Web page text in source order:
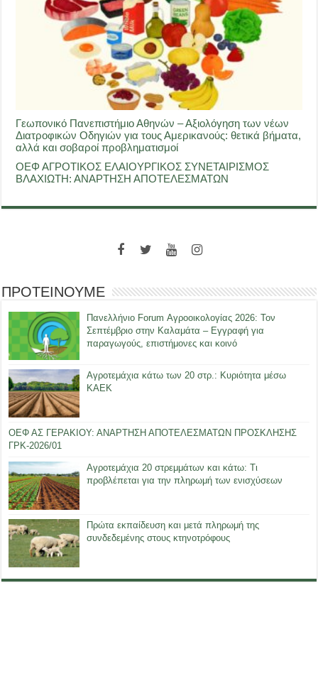
Γεωπονικό Πανεπιστήμιο Αθηνών – Αξιολόγηση των νέων
Διατροφικών Οδηγιών για τους Αμερικανούς: θετικά βήματα,
αλλά και σοβαροί προβληματισμοί
ΟΕΦ ΑΓΡΟΤΙΚΟΣ ΕΛΑΙΟΥΡΓΙΚΟΣ ΣΥΝΕΤΑΙΡΙΣΜΟΣ
ΒΛΑΧΙΩΤΗ: ΑΝΑΡΤΗΣΗ ΑΠΟΤΕΛΕΣΜΑΤΩΝ
ΠΡΟΤΕΙΝΟΥΜΕ
Πανελλήνιο Forum Αγροοικολογίας 2026: Τον
Σεπτέμβριο στην Καλαμάτα – Εγγραφή για
παραγωγούς, επιστήμονες και κοινό
Αγροτεμάχια κάτω των 20 στρ.: Κυριότητα μέσω
ΚΑΕΚ
ΟΕΦ ΑΣ ΓΕΡΑΚΙΟΥ: ΑΝΑΡΤΗΣΗ ΑΠΟΤΕΛΕΣΜΑΤΩΝ ΠΡΟΣΚΛΗΣΗΣ
ΓΡΚ-2026/01
Αγροτεμάχια 20 στρεμμάτων και κάτω: Τι
προβλέπεται για την πληρωμή των ενισχύσεων
Πρώτα εκπαίδευση και μετά πληρωμή της
συνδεδεμένης στους κτηνοτρόφους